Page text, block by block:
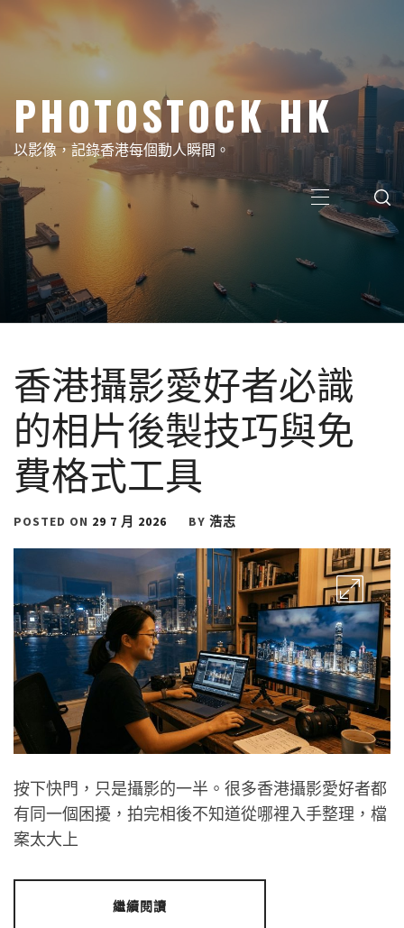
PHOTOSTOCK HK
以影像，記錄香港每個動人瞬間。
Primary
Menu
香港攝影愛好者必識
的相片後製技巧與免
費格式工具
POSTED ON 29 7 月 2026 BY 浩志
按下快門，只是攝影的一半。很多香港攝影愛好者都
有同一個困擾，拍完相後不知道從哪裡入手整理，檔
案太大上
繼續閱讀